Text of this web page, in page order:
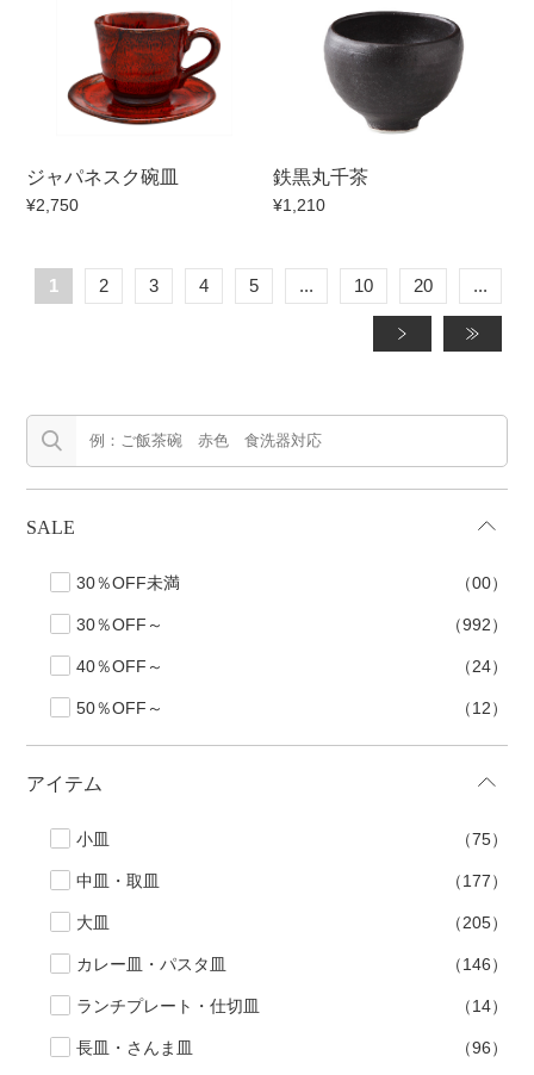
ジャパネスク碗皿
¥2,750
鉄黒丸千茶
¥1,210
1 2 3 4 5 ... 10 20 ...
»
SALE
30％OFF未満 （00）
30％OFF～ （992）
40％OFF～ （24）
50％OFF～ （12）
アイテム
小皿 （75）
中皿・取皿 （177）
大皿 （205）
カレー皿・パスタ皿 （146）
ランチプレート・仕切皿 （14）
長皿・さんま皿 （96）